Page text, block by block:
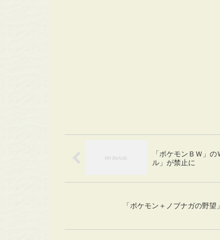
「ポケモンＢＷ」
ル」が禁止に
「ポケモン＋ノブナガの野